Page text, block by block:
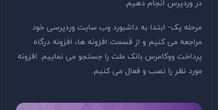
در وردپرس انجام دهیم.
مرحله یک- ابتدا به داشبورد وب سایت وردپرسی خود
مراجعه می کنیم و از قسمت افزونه ها، افزونه درگاه
پرداخت ووکامرس بانک ملت را جستجو می نماییم. افزونه
مورد نظر را نصب و فعال می کنیم.